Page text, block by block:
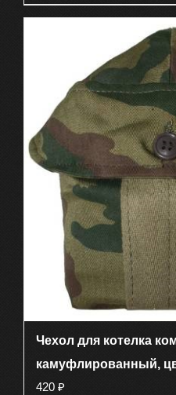
Чехол для котелка
камуфлированный,
420 ₽